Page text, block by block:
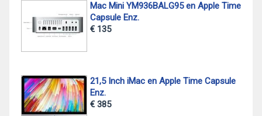
Mac Mini YM936BALG95 en Apple Time
Capsule Enz.
€ 135
21,5 Inch iMac en Apple Time Capsule
Enz.
€ 385